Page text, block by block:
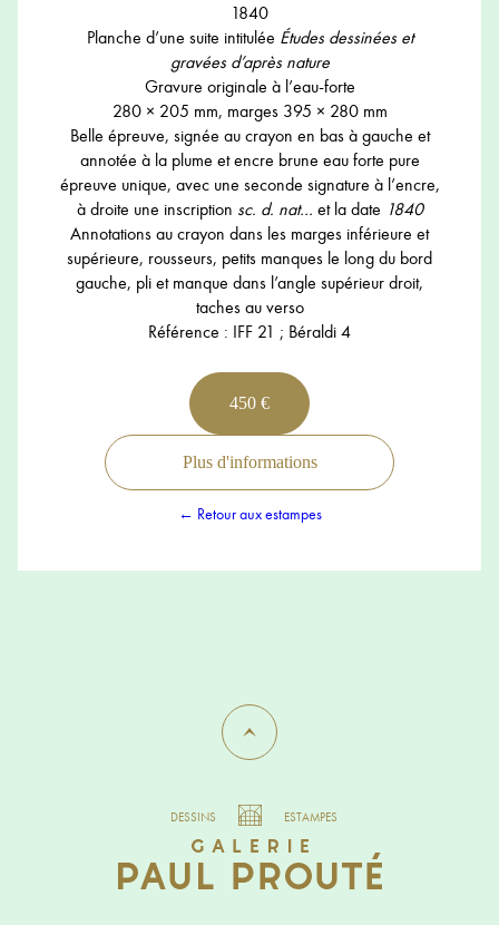
1840
Planche d’une suite intitulée Études dessinées et
gravées d’après nature
Gravure originale à l’eau-forte
280 × 205 mm, marges 395 × 280 mm
Belle épreuve, signée au crayon en bas à gauche et
annotée à la plume et encre brune eau forte pure
épreuve unique, avec une seconde signature à l’encre,
à droite une inscription sc. d. nat… et la date 1840
Annotations au crayon dans les marges inférieure et
supérieure, rousseurs, petits manques le long du bord
gauche, pli et manque dans l’angle supérieur droit,
taches au verso
Référence : IFF 21 ; Béraldi 4
450 €
Plus d'informations
← Retour aux estampes
DESSINS ESTAMPES